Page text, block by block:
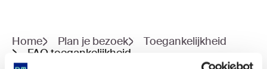
Home Plan je bezoek
Toegankelijkheid
FAQ toegankelijkheid